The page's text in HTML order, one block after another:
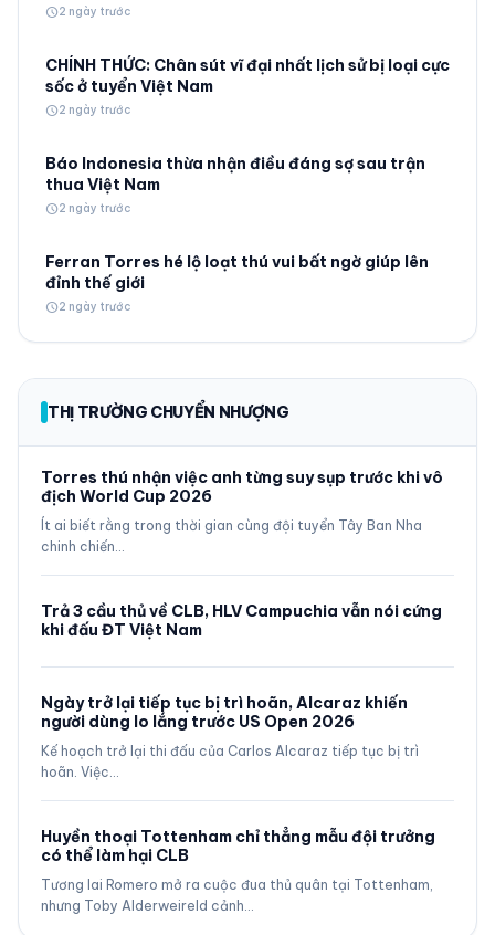
schedule2 ngày trước
CHÍNH THỨC: Chân sút vĩ đại nhất lịch sử bị loại cực
sốc ở tuyển Việt Nam
schedule2 ngày trước
Báo Indonesia thừa nhận điều đáng sợ sau trận
thua Việt Nam
schedule2 ngày trước
Ferran Torres hé lộ loạt thú vui bất ngờ giúp lên
đỉnh thế giới
schedule2 ngày trước
THỊ TRƯỜNG CHUYỂN NHƯỢNG
Torres thú nhận việc anh từng suy sụp trước khi vô
địch World Cup 2026
Ít ai biết rằng trong thời gian cùng đội tuyển Tây Ban Nha
chinh chiến…
Trả 3 cầu thủ về CLB, HLV Campuchia vẫn nói cứng
khi đấu ĐT Việt Nam
Ngày trở lại tiếp tục bị trì hoãn, Alcaraz khiến
người dùng lo lắng trước US Open 2026
Kế hoạch trở lại thi đấu của Carlos Alcaraz tiếp tục bị trì
hoãn. Việc…
Huyền thoại Tottenham chỉ thẳng mẫu đội trưởng
có thể làm hại CLB
Tương lai Romero mở ra cuộc đua thủ quân tại Tottenham,
nhưng Toby Alderweireld cảnh…